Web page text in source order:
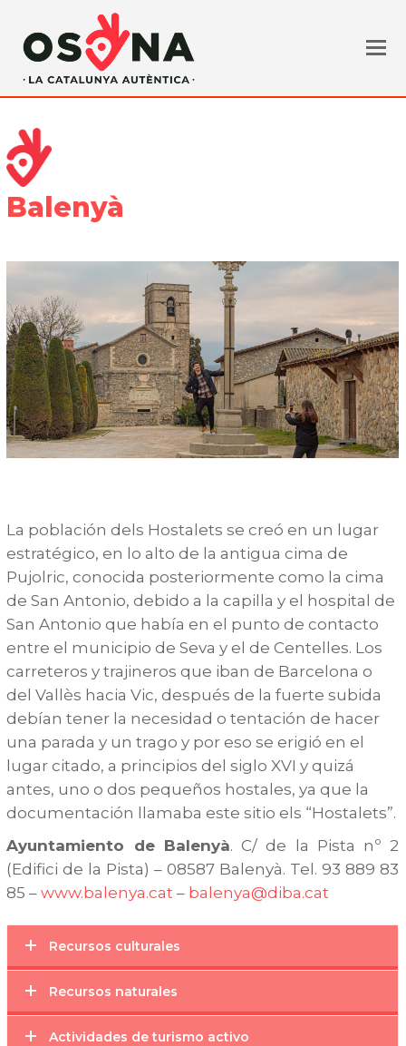
Balenyà
La población dels Hostalets se creó en un lugar
estratégico, en lo alto de la antigua cima de
Pujolric, conocida posteriormente como la cima
de San Antonio, debido a la capilla y el hospital de
San Antonio que había en el punto de contacto
entre el municipio de Seva y el de Centelles. Los
carreteros y trajineros que iban de Barcelona o
del Vallès hacia Vic, después de la fuerte subida
debían tener la necesidad o tentación de hacer
una parada y un trago y por eso se erigió en el
lugar citado, a principios del siglo XVI y quizá
antes, uno o dos pequeños hostales, ya que la
documentación llamaba este sitio els “Hostalets”.
Ayuntamiento de Balenyà. C/ de la Pista nº 2
(Edifici de la Pista) – 08587 Balenyà. Tel. 93 889 83
85 –www.balenya.cat – balenya@diba.cat
Recursos culturales
Recursos naturales
Actividades de turismo activo